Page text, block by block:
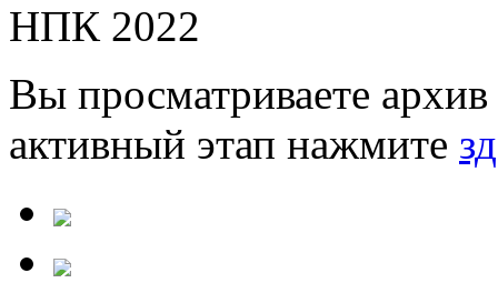
НПК 2022
Вы просматриваете
активный этап нажмите